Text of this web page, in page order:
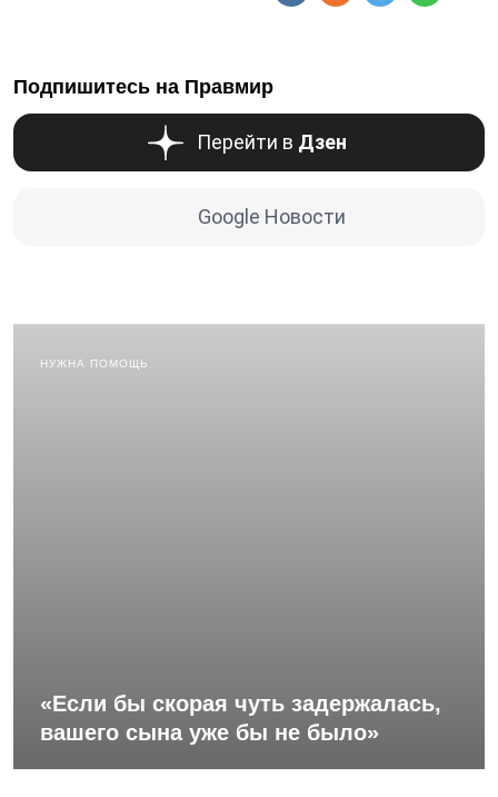
Подпишитесь на Правмир
Перейти в Дзен
Google Новости
НУЖНА ПОМОЩЬ
«Если бы скорая чуть задержалась,
вашего сына уже бы не было»